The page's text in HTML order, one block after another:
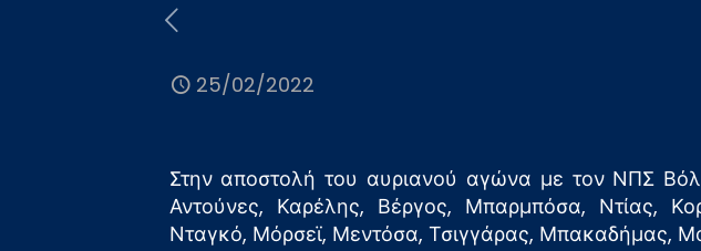
25/02/2022
Στην αποστολή του αυριανού αγώνα με τον ΝΠΣ
Αντούνες, Καρέλης, Βέργος, Μπαρμπόσα, Ντίας,
Νταγκό, Μόρσεϊ, Μεντόσα, Τσιγγάρας, Μπακαδήμας,